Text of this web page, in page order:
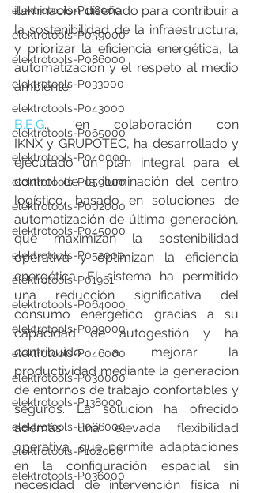
elektrotools-P118000
elektrotools-P059000
elektrotools-P086000
elektrotools-P033000
elektrotools-P043000
elektrotools-P065000
elektrotools-P040000
elektrotools-P059000
elektrotools-P002000
elektrotools-P045000
elektrotools-P052000
elektrotools-P01961
elektrotools-P064000
elektrotools-P099000
elektrotools-P046000
elektrotools-P030000
elektrotools-P138000
elektrotools-P066000
elektrotools-P102000
elektrotools-P036000
iluminación diseñado para contribuir a
la sostenibilidad de la infraestructura,
y priorizar la eficiencia energética, la
automatización y el respeto al medio
ambiente.
B.E.G., en colaboración con
IKNX y GRUPOTEC, ha desarrollado y
ejecutado un plan integral para el
control de la iluminación del centro
logístico, basado en soluciones de
automatización de última generación,
que maximizan la sostenibilidad
operativa y optimizan la eficiencia
energética. El sistema ha permitido
una reducción significativa del
consumo energético gracias a su
capacidad de autogestión y ha
contribuido a mejorar la
productividad mediante la generación
de entornos de trabajo confortables y
seguros. La solución ha ofrecido
además una elevada flexibilidad
operativa, que permite adaptaciones
en la configuración espacial sin
necesidad de intervención física ni